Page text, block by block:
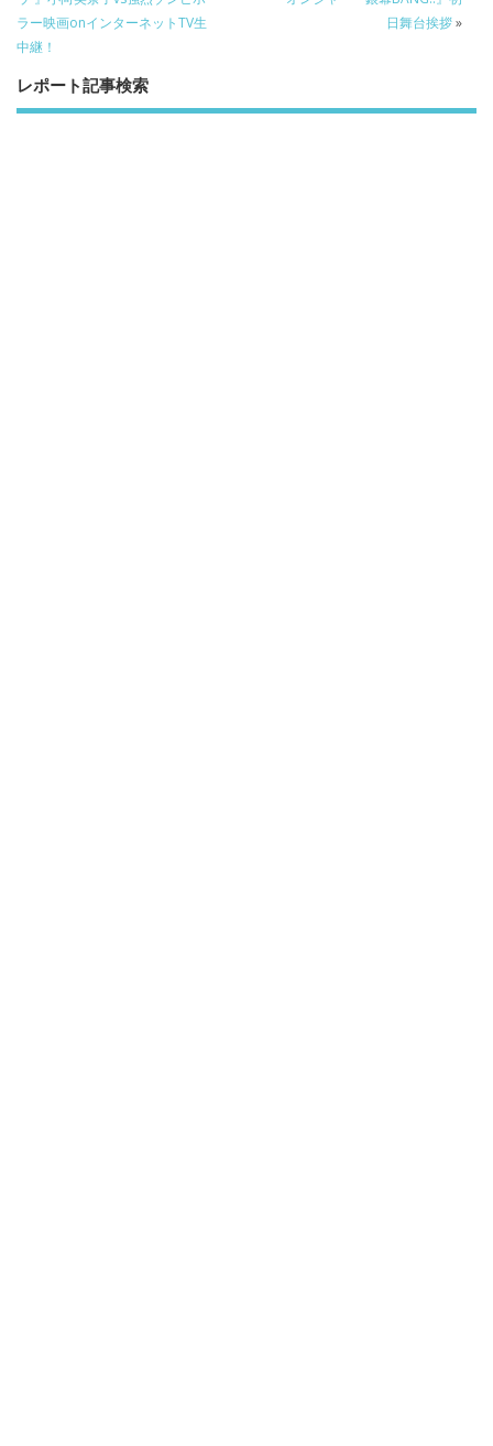
ラー映画onインターネットTV生
中継！
日舞台挨拶»
レポート記事検索